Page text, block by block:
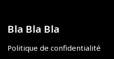
Bla Bla Bla
Politique de confidentialité